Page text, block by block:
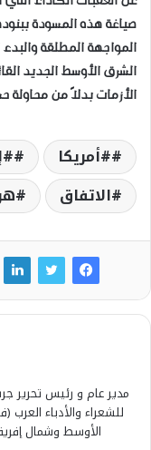
صياغة هذه المسودة
المواجهة المطلقة
الشرق الأوسط الجديد
الأزمات بدلاً من محاولة
#أمريكا
الاتفاق
مدير عام و رئيس تحرير
للشعراء والأدباء
الأوسط وشمال